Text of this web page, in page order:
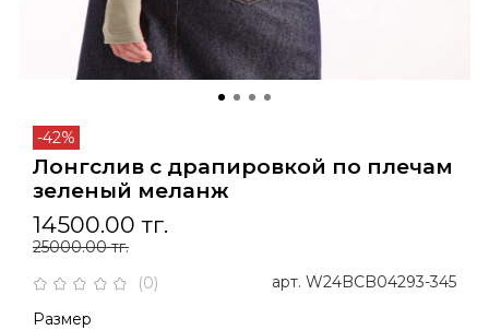
-42%
(0) арт. W24BCB04293-345
Лонгслив с драпировкой по плечам
зеленый меланж
14500.00 тг.
25000.00 тг.
Размер